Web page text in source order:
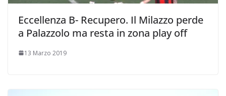
Eccellenza B- Recupero. Il Milazzo perde
a Palazzolo ma resta in zona play off
13 Marzo 2019